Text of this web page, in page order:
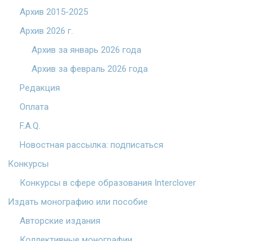
Архив 2015-2025
Архив 2026 г.
Архив за январь 2026 года
Архив за февраль 2026 года
Редакция
Оплата
F.A.Q.
Новостная рассылка: подписаться
Конкурсы
Конкурсы в сфере образования Interclover
Издать монографию или пособие
Авторские издания